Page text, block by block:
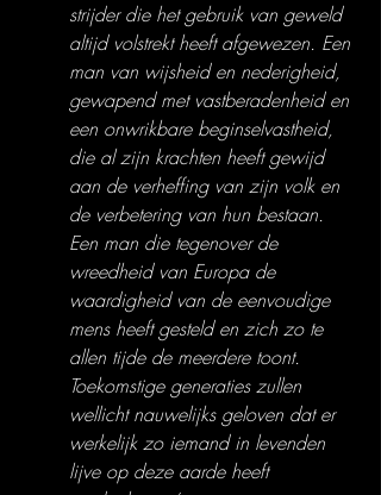
strijder die het gebruik van geweld
altijd volstrekt heeft afgewezen. Een
man van wijsheid en nederigheid,
gewapend met vastberadenheid en
een onwrikbare beginselvastheid,
die al zijn krachten heeft gewijd
aan de verheffing van zijn volk en
de verbetering van hun bestaan.
Een man die tegenover de
wreedheid van Europa de
waardigheid van de eenvoudige
mens heeft gesteld en zich zo te
allen tijde de meerdere toont.
Toekomstige generaties zullen
wellicht nauwelijks geloven dat er
werkelijk zo iemand in levenden
lijve op deze aarde heeft